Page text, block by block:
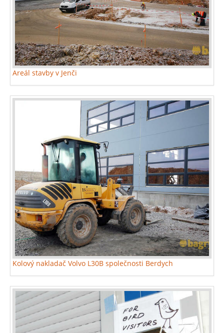
Areál stavby v Jenči
Kolový nakladač Volvo L30B společnosti Berdych